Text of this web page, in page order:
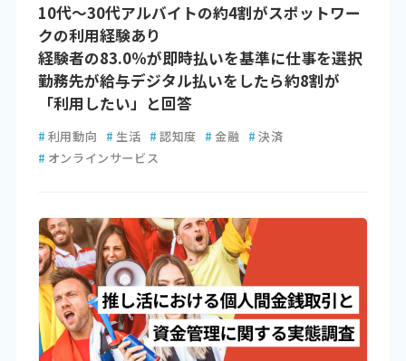
10代〜30代アルバイトの約4割がスポットワー
クの利用経験あり
経験者の83.0％が即時払いを基準に仕事を選択
勤務先が給与デジタル払いをしたら約8割が
「利用したい」と回答
# 利用動向 # 生活 # 認知度 # 金融 # 決済
# オンラインサービス